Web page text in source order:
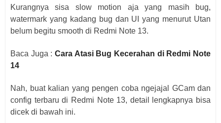
Kurangnya sisa slow motion aja yang masih bug,
watermark yang kadang bug dan UI yang menurut Utan
belum begitu smooth di Redmi Note 13.
Baca Juga : Cara Atasi Bug Kecerahan di Redmi Note
14
Nah, buat kalian yang pengen coba ngejajal GCam dan
config terbaru di Redmi Note 13, detail lengkapnya bisa
dicek di bawah ini.